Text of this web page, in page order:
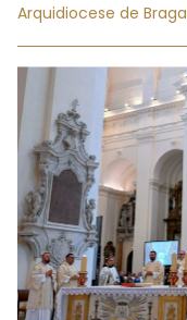
Arquidiocese de Braga